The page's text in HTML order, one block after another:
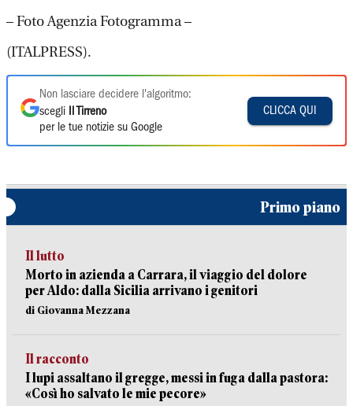
– Foto Agenzia Fotogramma –
(ITALPRESS).
Non lasciare decidere l'algoritmo:
scegli
Il Tirreno
per le tue notizie su Google
CLICCA QUI
Primo piano
Il lutto
Morto in azienda a Carrara, il viaggio del dolore
per Aldo: dalla Sicilia arrivano i genitori
di Giovanna Mezzana
Il racconto
I lupi assaltano il gregge, messi in fuga dalla pastora:
«Così ho salvato le mie pecore»